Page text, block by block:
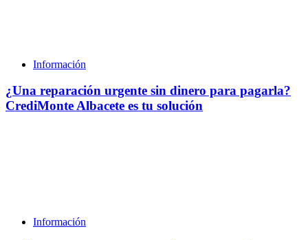
Información
¿Una reparación urgente sin dinero para pagarla?
CrediMonte Albacete es tu solución
Información